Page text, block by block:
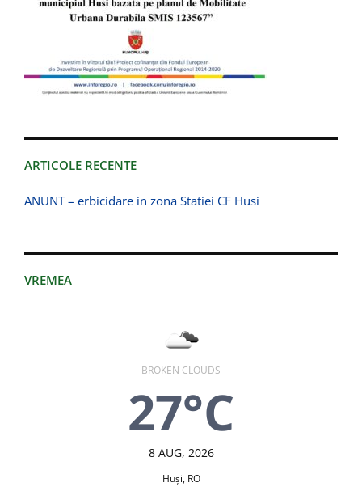
ARTICOLE RECENTE
ANUNT – erbicidare in zona Statiei CF Husi
VREMEA
BROKEN CLOUDS
27°C
8 AUG, 2026
Huşi, RO